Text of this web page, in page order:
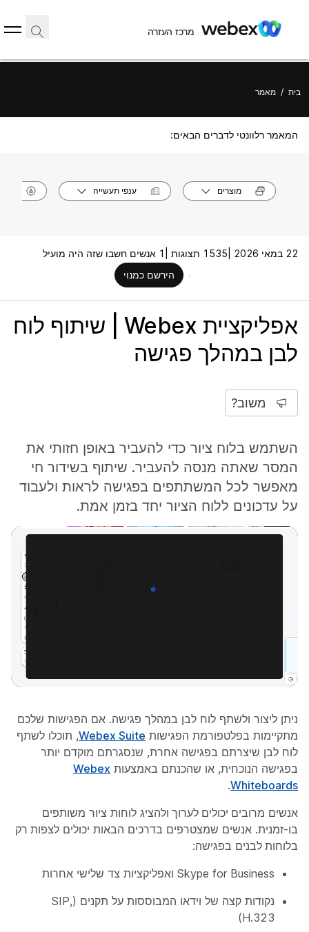
מרכז העזרה
בית / מאמר
המאמר רלוונטי לדברים הבאים:
מוצרים ענפי תעשייה
22 במאי 2026 | 1535 תצוגות |
1 אנשים חשבו שזה היה מועיל
הירשם כמנוי
אפליקציית Webex | שיתוף לוח
לבן במהלך פגישה
משוב?
השתמש בלוח ציור כדי להעביר באופן חזותי את
המסר שאתה מנסה להעביר. שיתוף בשידור חי
מאפשר לכל המשתתפים בפגישה לראות ולעבוד
על עדכונים ללוח הציור יחד בזמן אמת.
ניתן ליצור ולשתף לוח לבן במהלך פגישה. אם הפגישות שלכם
מתקיימות בפלטפורמת הפגישות Webex Suite, תוכלו לשתף
לוח לבן שיצרתם בפגישה אחרת, שנסגרתם מוקדם יותר
בפגישה הנוכחית, או שהכנתם באמצעות Webex
Whiteboards
.
אנשים מרובים יכולים לערוך ולהציג לוחות ציור משותפים
בו-זמנית. אנשים שמצטרפים בדרכים הבאות יכולים לצפות רק
בלוחות לבנים בפגישה:
Skype for Business ואפליקציות צד שלישי אחרות
נקודות קצה של וידאו המבוססות על תקנים (SIP,
H.323)